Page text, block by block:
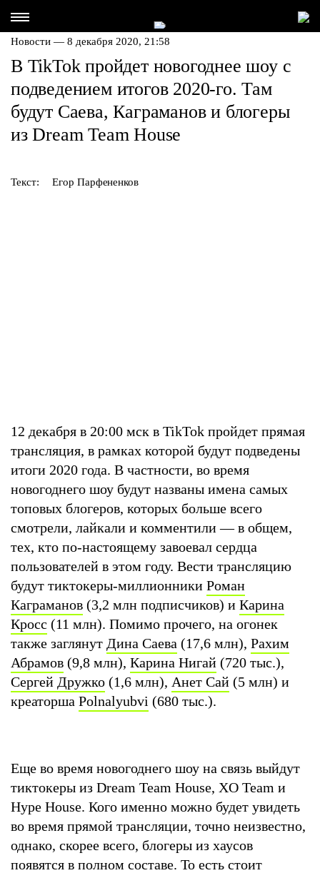
Новости — 8 декабря 2020, 21:58
В TikTok пройдет новогоднее шоу с
подведением итогов 2020-го. Там
будут Саева, Каграманов и блогеры
из Dream Team House
Текст: Егор Парфененков
12 декабря в 20:00 мск в TikTok пройдет прямая
трансляция, в рамках которой будут подведены
итоги 2020 года. В частности, во время
новогоднего шоу будут названы имена самых
топовых блогеров, которых больше всего
смотрели, лайкали и комментили — в общем,
тех, кто по-настоящему завоевал сердца
пользователей в этом году. Вести трансляцию
будут тиктокеры-миллионники Роман
Каграманов (3,2 млн подписчиков) и Карина
Кросс (11 млн). Помимо прочего, на огонек
также заглянут Дина Саева (17,6 млн), Рахим
Абрамов (9,8 млн), Карина Нигай (720 тыс.),
Сергей Дружко (1,6 млн), Анет Сай (5 млн) и
креаторша Polnalyubvi (680 тыс.).
Еще во время новогоднего шоу на связь выйдут
тиктокеры из Dream Team House, XO Team и
Hype House. Кого именно можно будет увидеть
во время прямой трансляции, точно неизвестно,
однако, скорее всего, блогеры из хаусов
появятся в полном составе. То есть стоит